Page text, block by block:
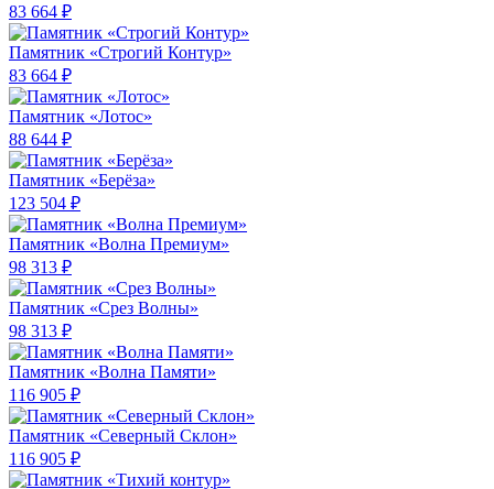
83 664 ₽
Памятник «Строгий Контур»
83 664 ₽
Памятник «Лотос»
88 644 ₽
Памятник «Берёза»
123 504 ₽
Памятник «Волна Премиум»
98 313 ₽
Памятник «Срез Волны»
98 313 ₽
Памятник «Волна Памяти»
116 905 ₽
Памятник «Северный Склон»
116 905 ₽